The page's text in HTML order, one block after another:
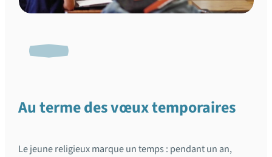
Au terme des vœux temporaires
Le jeune religieux marque un temps : pendant un an,